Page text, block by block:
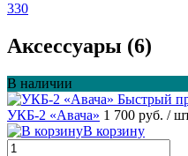
330
Аксессуары (6)
В наличии
Быстрый
УКБ-2 «Авача» 1 700 руб. /
В корзину